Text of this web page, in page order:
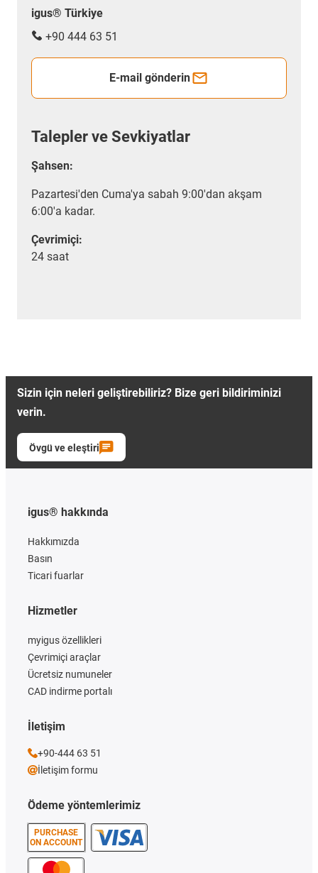
igus® Türkiye
+90 444 63 51
E-mail gönderin
Talepler ve Sevkiyatlar
Şahsen:
Pazartesi'den Cuma'ya sabah 9:00'dan akşam
6:00'a kadar.
Çevrimiçi:
24 saat
Sizin için neleri geliştirebiliriz? Bize geri bildiriminizi
verin.
Övgü ve eleştiri
igus® hakkında
Hakkımızda
Basın
Ticari fuarlar
Ödeme yöntemlerimiz
PURCHASE
ON ACCOUNT
Hizmetler
myigus özellikleri
Çevrimiçi araçlar
Ücretsiz numuneler
CAD indirme portalı
İletişim
+90-444 63 51
İletişim formu